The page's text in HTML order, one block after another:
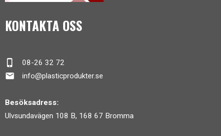
KONTAKTA OSS
phone_iphone 08-26 32 72
mail info@plasticprodukter.se
Besöksadress:
Ulvsundavägen 108 B, 168 67 Bromma